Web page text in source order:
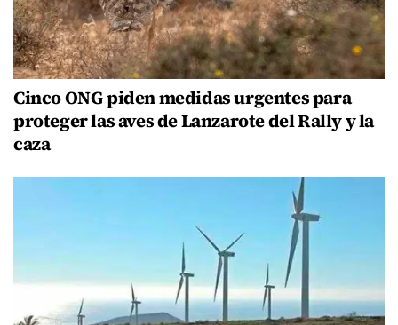
Cinco ONG piden medidas urgentes para
proteger las aves de Lanzarote del Rally y la
caza